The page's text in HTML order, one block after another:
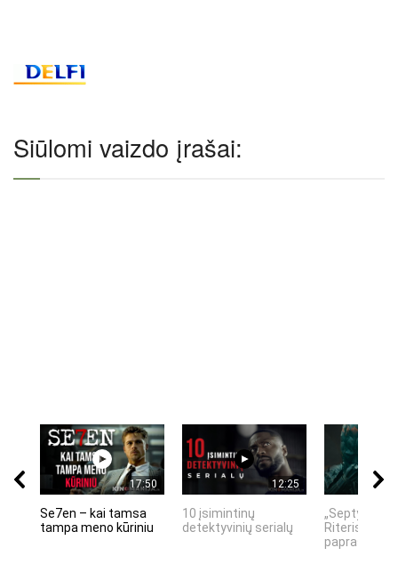
Siūlomi vaizdo įrašai:
17:50
Se7en – kai tamsa
tampa meno kūriniu
12:25
10 įsimintinų
detektyvinių serialų
„Septynių
Riteris" – kai